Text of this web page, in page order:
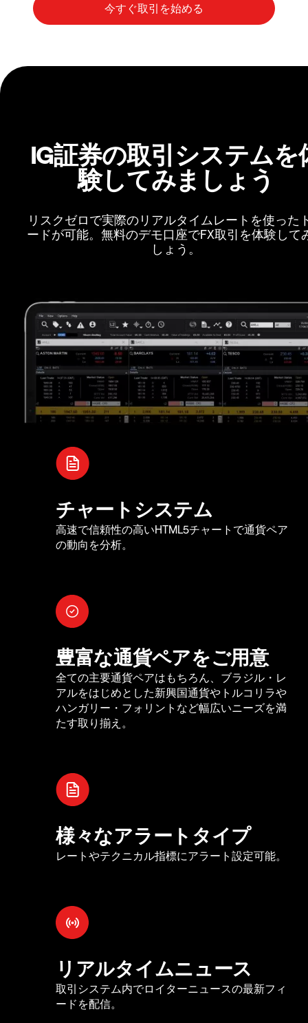
IG証券の取引システムを
験してみましょう
リスクゼロで実際のリアルタイムレートを使った
ードが可能。無料のデモ口座でFX取引を体験して
しょう。
チャートシステム
高速で信頼性の高いHTML5チャートで通貨ペア
の動向を分析。
豊富な通貨ペアをご用意
全ての主要通貨ペアはもちろん、ブラジル・レ
アルをはじめとした新興国通貨やトルコリラや
ハンガリー・フォリントなど幅広いニーズを満
たす取り揃え。
様々なアラートタイプ
レートやテクニカル指標にアラート設定可能。
リアルタイムニュース
取引システム内でロイターニュースの最新フィ
ードを配信。